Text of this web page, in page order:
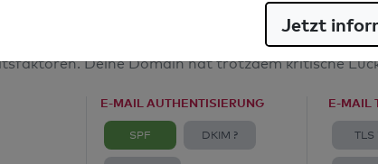
Deine Domain hat trotzdem kritische
E-MAIL AUTHENTISIERUNG
SPF DKIM ?
E-MAIL
TLS
Jetzt